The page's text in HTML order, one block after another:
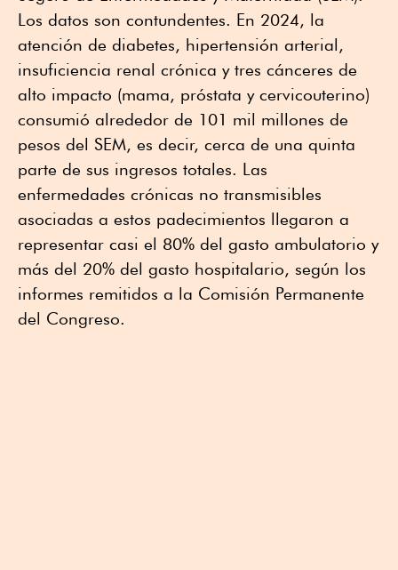
Los datos son contundentes. En 2024, la
atención de diabetes, hipertensión arterial,
insuficiencia renal crónica y tres cánceres de
alto impacto (mama, próstata y cervicouterino)
consumió alrededor de 101 mil millones de
pesos del SEM, es decir, cerca de una quinta
parte de sus ingresos totales. Las
enfermedades crónicas no transmisibles
asociadas a estos padecimientos llegaron a
representar casi el 80% del gasto ambulatorio y
más del 20% del gasto hospitalario, según los
informes remitidos a la Comisión Permanente
del Congreso.